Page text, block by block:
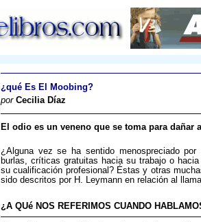
¿qué Es El Moobing?
por Cecilia Díaz
El odio es un veneno que se toma para dañar
¿Alguna vez se ha sentido menospreciado
burlas, críticas gratuitas hacia su trabajo o
su cualificación profesional? Éstas y otras
sido descritos por H. Leymann en relación al
¿A QUé NOS REFERIMOS CUANDO